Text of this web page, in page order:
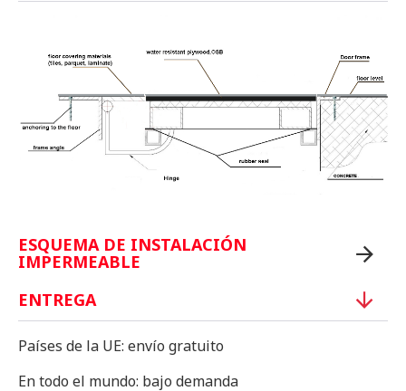
ESQUEMA DE INSTALACIÓN
IMPERMEABLE
ENTREGA
Países de la UE: envío gratuito
En todo el mundo: bajo demanda